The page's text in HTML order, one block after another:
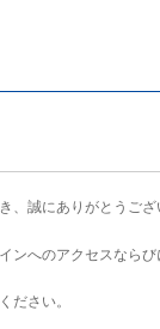
、誠にありがとうござ
ンへのアクセスならび
ださい。